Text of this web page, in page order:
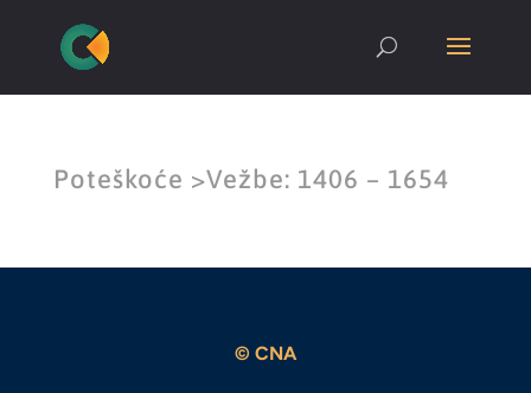
Poteškoće >Vežbe: 1406 – 1654
© CNA